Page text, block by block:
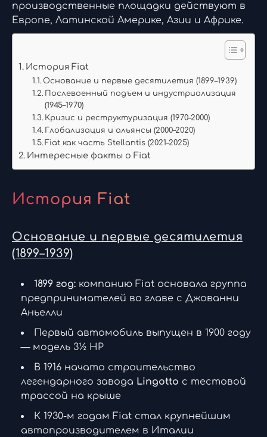
производственные площадки действуют в
Европе, Латинской Америке, Азии и Африке.
История Fiat
Основание и первые десятилетия (1899–1939)
Послевоенный подъем и индустриализация
(1945–1970)
Кризис и реструктуризация (1970–2000)
Глобализация и альянсы (2000–2020)
Fiat как часть Stellantis (2021–2025)
Интересные факты о Fiat
История Fiat
Основание и первые десятилетия
(1899–1939)
1899 год: компанию Fiat основала группа
предпринимателей во главе с Джованни
Аньелли
Первый автомобиль выпущен в 1900 году
— модель 3½ HP
В 1916 начато строительство
легендарного завода Lingotto с тестовой
трассой на крыше
К 1930-м годам Fiat стал крупнейшим
автопроизводителем в Италии